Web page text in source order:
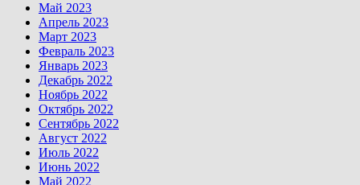
Май 2023
Апрель 2023
Март 2023
Февраль 2023
Январь 2023
Декабрь 2022
Ноябрь 2022
Октябрь 2022
Сентябрь 2022
Август 2022
Июль 2022
Июнь 2022
Май 2022